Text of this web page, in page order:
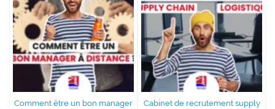
Comment être un bon manager
Cabinet de recrutement supply